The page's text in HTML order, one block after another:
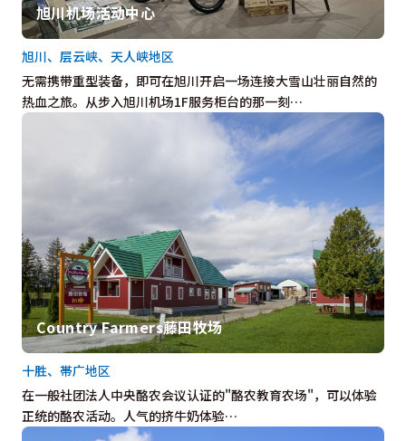
旭川机场活动中心
无需携带重型装备，即可在旭川开启一场连接大雪山壮丽自然的
热血之旅。从步入旭川机场1F服务柜台的那一刻…
旭川、层云峡、天人峡地区
Country Farmers藤田牧场
在一般社团法人中央酪农会议认证的"酪农教育农场"，可以体验
正统的酪农活动。人气的挤牛奶体验…
十胜、帯广地区